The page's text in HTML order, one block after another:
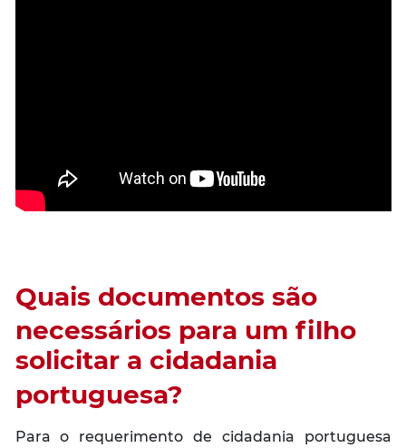
Quais documentos são
necessários para um filho
solicitar a cidadania
portuguesa?
Para o requerimento de cidadania portuguesa